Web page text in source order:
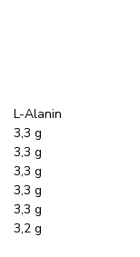
L-Alanin
3,3 g
3,3 g
3,3 g
3,3 g
3,3 g
3,2 g